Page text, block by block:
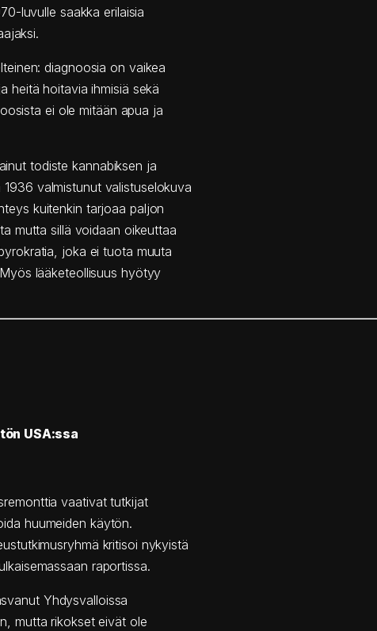
luvulle saakka erilaisia
diagnoosia on vaikea
heitä hoitavia ihmisiä sekä
ei ole mitään apua ja
todiste kannabiksen ja
valmistunut valistuselokuva
kuitenkin tarjoaa paljon
mutta sillä voidaan oikeuttaa
joka ei tuota muuta
lääketeollisuus hyötyy
USA:ssa
vaativat tutkijat
huumeiden käytön.
kritisoi nykyistä
raportissa.
Yhdysvalloissa
mutta rikokset eivät ole